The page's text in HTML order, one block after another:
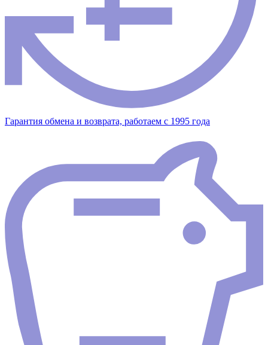
Гарантия обмена и возврата, работаем с 1995 года